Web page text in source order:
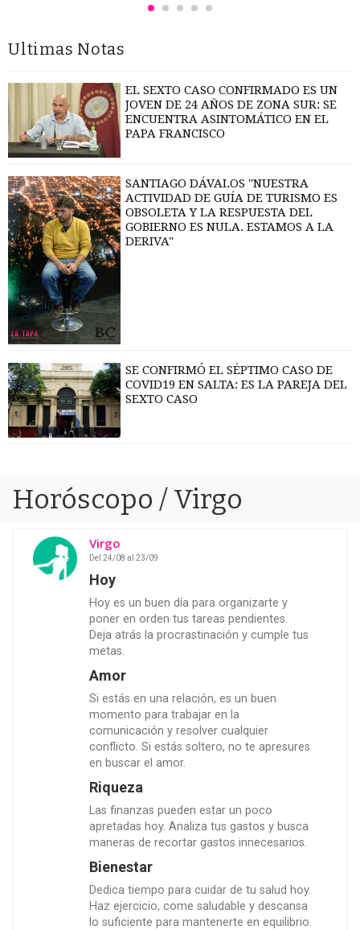
Ultimas Notas
EL SEXTO CASO CONFIRMADO ES UN
JOVEN DE 24 AÑOS DE ZONA SUR: SE
ENCUENTRA ASINTOMÁTICO EN EL
PAPA FRANCISCO
SANTIAGO DÁVALOS "NUESTRA
ACTIVIDAD DE GUÍA DE TURISMO ES
OBSOLETA Y LA RESPUESTA DEL
GOBIERNO ES NULA. ESTAMOS A LA
DERIVA"
SE CONFIRMÓ EL SÉPTIMO CASO DE
COVID19 EN SALTA: ES LA PAREJA DEL
SEXTO CASO
Horóscopo / Virgo
Virgo
Del 24/08 al 23/09
Hoy
Hoy es un buen día para organizarte y
poner en orden tus tareas pendientes.
Deja atrás la procrastinación y cumple tus
metas.
Amor
Si estás en una relación, es un buen
momento para trabajar en la
comunicación y resolver cualquier
conflicto. Si estás soltero, no te apresures
en buscar el amor.
Riqueza
Las finanzas pueden estar un poco
apretadas hoy. Analiza tus gastos y busca
maneras de recortar gastos innecesarios.
Bienestar
Dedica tiempo para cuidar de tu salud hoy.
Haz ejercicio, come saludable y descansa
lo suficiente para mantenerte en equilibrio.